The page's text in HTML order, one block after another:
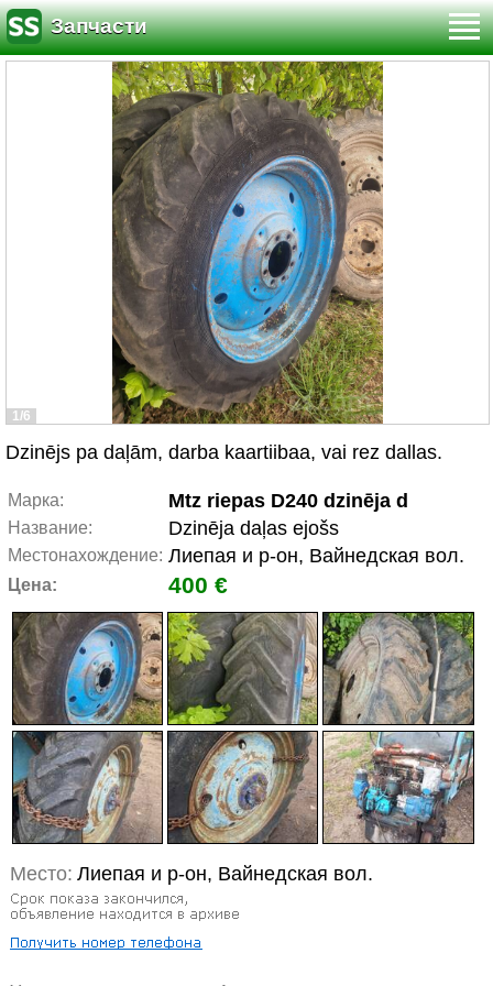
Запчасти
1/6
Dzinējs pa daļām, darba kaartiibaa, vai rez dallas.
Марка: Mtz riepas D240 dzinēja d
Название: Dzinēja daļas ejošs
Местонахождение: Лиепая и р-он, Вайнедская вол.
Цена: 400 €
Место: Лиепая и р-он, Вайнедская вол.